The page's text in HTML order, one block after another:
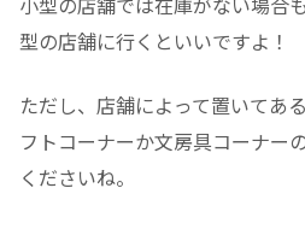
型の店舗に行くといいですよ！
ただし、店舗によって置いてあ
フトコーナーか文房具コーナー
くださいね。